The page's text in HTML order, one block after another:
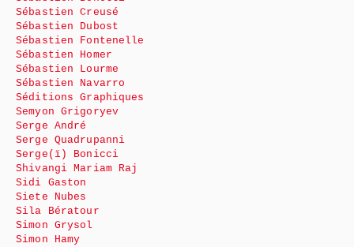
Sébastien Creusé
Sébastien Dubost
Sébastien Fontenelle
Sébastien Homer
Sébastien Lourme
Sébastien Navarro
Séditions Graphiques
Semyon Grigoryev
Serge André
Serge Quadrupanni
Serge(ï) Bonicci
Shivangi Mariam Raj
Sidi Gaston
Siete Nubes
Sila Bératour
Simon Grysol
Simon Hamy